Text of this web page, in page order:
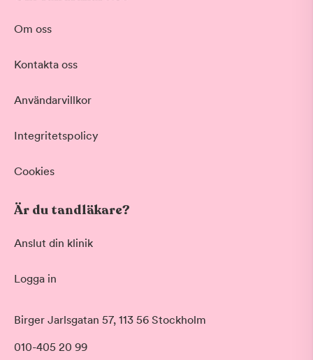
Om oss
Kontakta oss
Användarvillkor
Integritetspolicy
Cookies
Är du tandläkare?
Anslut din klinik
Logga in
Birger Jarlsgatan 57, 113 56 Stockholm
010-405 20 99